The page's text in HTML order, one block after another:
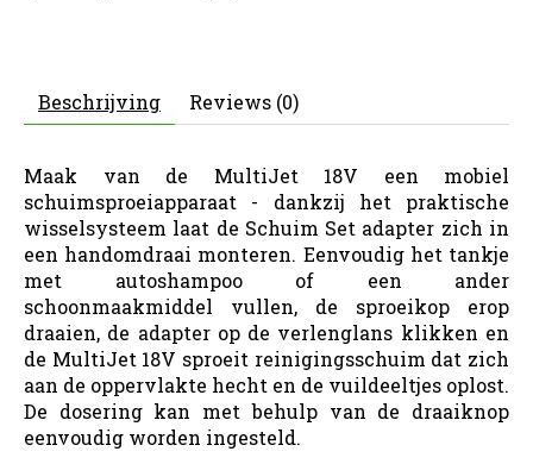
Beschrijving Reviews (0)
Maak van de MultiJet 18V een mobiel
schuimsproeiapparaat - dankzij het praktische
wisselsysteem laat de Schuim Set adapter zich in
een handomdraai monteren. Eenvoudig het tankje
met autoshampoo of een ander
schoonmaakmiddel vullen, de sproeikop erop
draaien, de adapter op de verlenglans klikken en
de MultiJet 18V sproeit reinigingsschuim dat zich
aan de oppervlakte hecht en de vuildeeltjes oplost.
De dosering kan met behulp van de draaiknop
eenvoudig worden ingesteld.